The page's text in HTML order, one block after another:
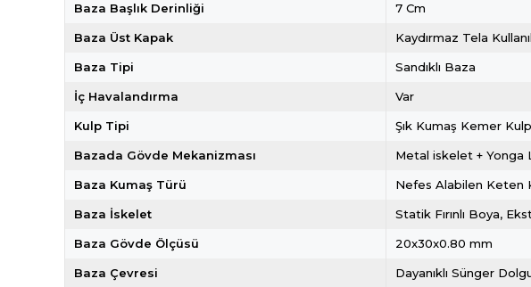
Baza Başlık Derinliği 7 Cm
Baza Üst Kapak Kaydırmaz Tela
Baza Tipi Sandıklı Baza
İç Havalandırma Var
Kulp Tipi Şık Kumaş Kemer Kulp
Bazada Gövde Mekanizması Metal iskelet + Yonga
Baza Kumaş Türü Nefes Alabilen Keten
Baza İskelet Statik Fırınlı Boya,
Baza Gövde Ölçüsü 20x30x0.80 mm
Baza Çevresi Dayanıklı Sünger